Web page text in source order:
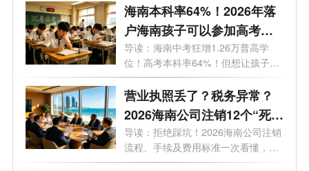
海南本科率64%！2026年落
户海南孩子可以参加高考
吗？答案来了！
导读：海南中考狂增1.26万普高学
位！高考本科率64%！但想让孩子来
海南高考...
营业执照丢了？税务异常？
2026海南公司注销12个“死
结”一次性解开，海南老板速
藏！
导读：拒绝踩坑！2026海南公司注销
流程、手续及费用标准一次看懂，少
走弯...